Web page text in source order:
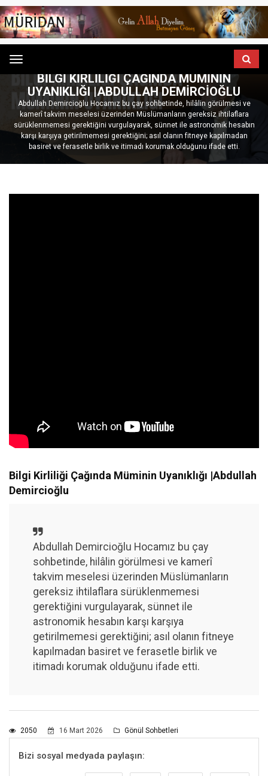
Menu
BILGI KIRLILIĞI ÇAĞINDA MÜMININ
UYANIKLIĞI |ABDULLAH DEMIRCIOĞLU
Abdullah Demircioğlu Hocamız bu çay sohbetinde, hilâlin görülmesi ve
kamerî takvim meselesi üzerinden Müslümanların gereksiz ihtilaflara
sürüklenmemesi gerektiğini vurgulayarak, sünnet ile astronomik hesabın
karşı karşıya getirilmemesi gerektiğini; asıl olanın fitneye kapılmadan
basiret ve ferasetle birlik ve itimadı korumak olduğunu ifade etti.
Bilgi Kirliliği Çağında Müminin Uyanıklığı |Abdullah
Demircioğlu
Abdullah Demircioğlu Hocamız bu çay
sohbetinde, hilâlin görülmesi ve kamerî
takvim meselesi üzerinden Müslümanların
gereksiz ihtilaflara sürüklenmemesi
gerektiğini vurgulayarak, sünnet ile
astronomik hesabın karşı karşıya
getirilmemesi gerektiğini; asıl olanın fitneye
kapılmadan basiret ve ferasetle birlik ve
itimadı korumak olduğunu ifade etti.
2050 16 Mart 2026 Gönül Sohbetleri
Bizi sosyal medyada paylaşın: